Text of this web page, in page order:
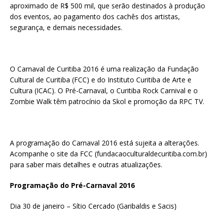
aproximado de R$ 500 mil, que serão destinados à produção
dos eventos, ao pagamento dos cachês dos artistas,
segurança, e demais necessidades.
O Carnaval de Curitiba 2016 é uma realização da Fundação
Cultural de Curitiba (FCC) e do Instituto Curitiba de Arte e
Cultura (ICAC). O Pré-Carnaval, o Curitiba Rock Carnival e o
Zombie Walk têm patrocínio da Skol e promoção da RPC TV.
A programação do Carnaval 2016 está sujeita a alterações.
Acompanhe o site da FCC (fundacaoculturaldecuritiba.com.br)
para saber mais detalhes e outras atualizações.
Programação do Pré-Carnaval 2016
Dia 30 de janeiro – Sítio Cercado (Garibaldis e Sacis)